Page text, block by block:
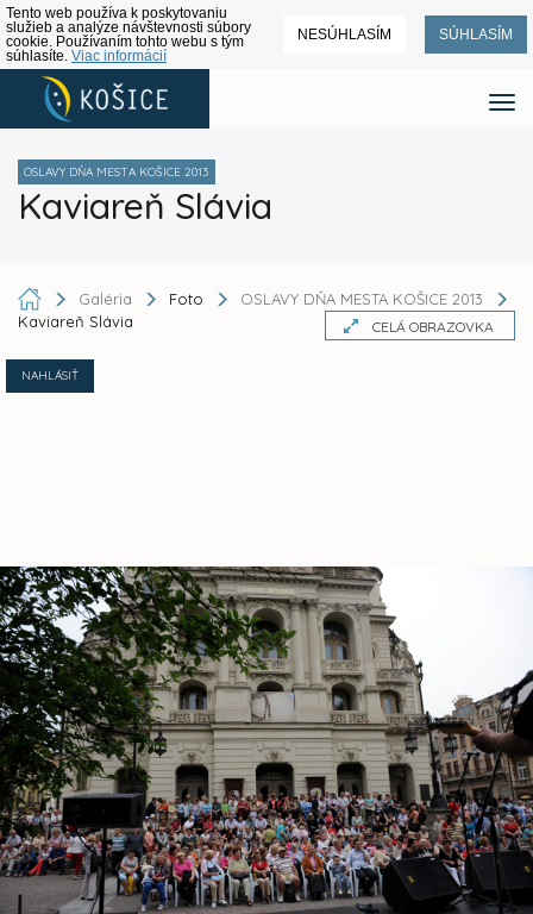
Tento web používa k poskytovaniu
služieb a analýze návštevnosti súbory
cookie. Používaním tohto webu s tým
súhlasíte. Viac informácií
NESÚHLASÍM SÚHLASÍM
OSLAVY DŇA MESTA KOŠICE 2013
Kaviareň Slávia
Galéria Foto
OSLAVY DŇA MESTA KOŠICE 2013
Kaviareň Slávia
CELÁ OBRAZOVKA
NAHLÁSIŤ